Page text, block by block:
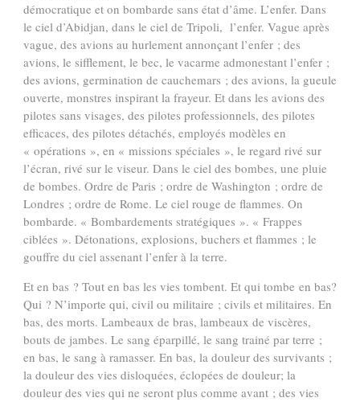
démocratique et on bombarde sans état d’âme. L’enfer. Dans
le ciel d’Abidjan, dans le ciel de Tripoli, l’enfer. Vague après
vague, des avions au hurlement annonçant l’enfer ; des
avions, le sifflement, le bec, le vacarme admonestant l’enfer ;
des avions, germination de cauchemars ; des avions, la gueule
ouverte, monstres inspirant la frayeur. Et dans les avions des
pilotes sans visages, des pilotes professionnels, des pilotes
efficaces, des pilotes détachés, employés modèles en
« opérations », en « missions spéciales », le regard rivé sur
l’écran, rivé sur le viseur. Dans le ciel des bombes, une pluie
de bombes. Ordre de Paris ; ordre de Washington ; ordre de
Londres ; ordre de Rome. Le ciel rouge de flammes. On
bombarde. « Bombardements stratégiques ». « Frappes
ciblées ». Détonations, explosions, buchers et flammes ; le
gouffre du ciel assenant l’enfer à la terre.
Et en bas ? Tout en bas les vies tombent. Et qui tombe en bas?
Qui ? N’importe qui, civil ou militaire ; civils et militaires. En
bas, des morts. Lambeaux de bras, lambeaux de viscères,
bouts de jambes. Le sang éparpillé, le sang trainé par terre ;
en bas, le sang à ramasser. En bas, la douleur des survivants ;
la douleur des vies disloquées, éclopées de douleur; la
douleur des vies qui ne seront plus comme avant ; des vies